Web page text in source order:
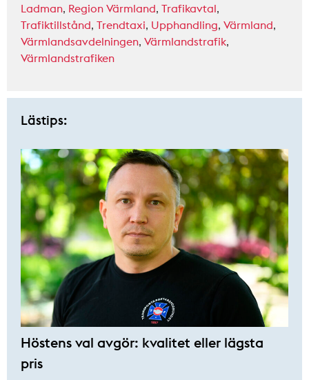
Ladman, Region Värmland, Trafikavtal,
Trafiktillstånd, Trendtaxi, Upphandling, Värmland,
Värmlandsavdelningen, Värmlandstrafik,
Värmlandstrafiken
Lästips:
Höstens val avgör: kvalitet eller lägsta
pris